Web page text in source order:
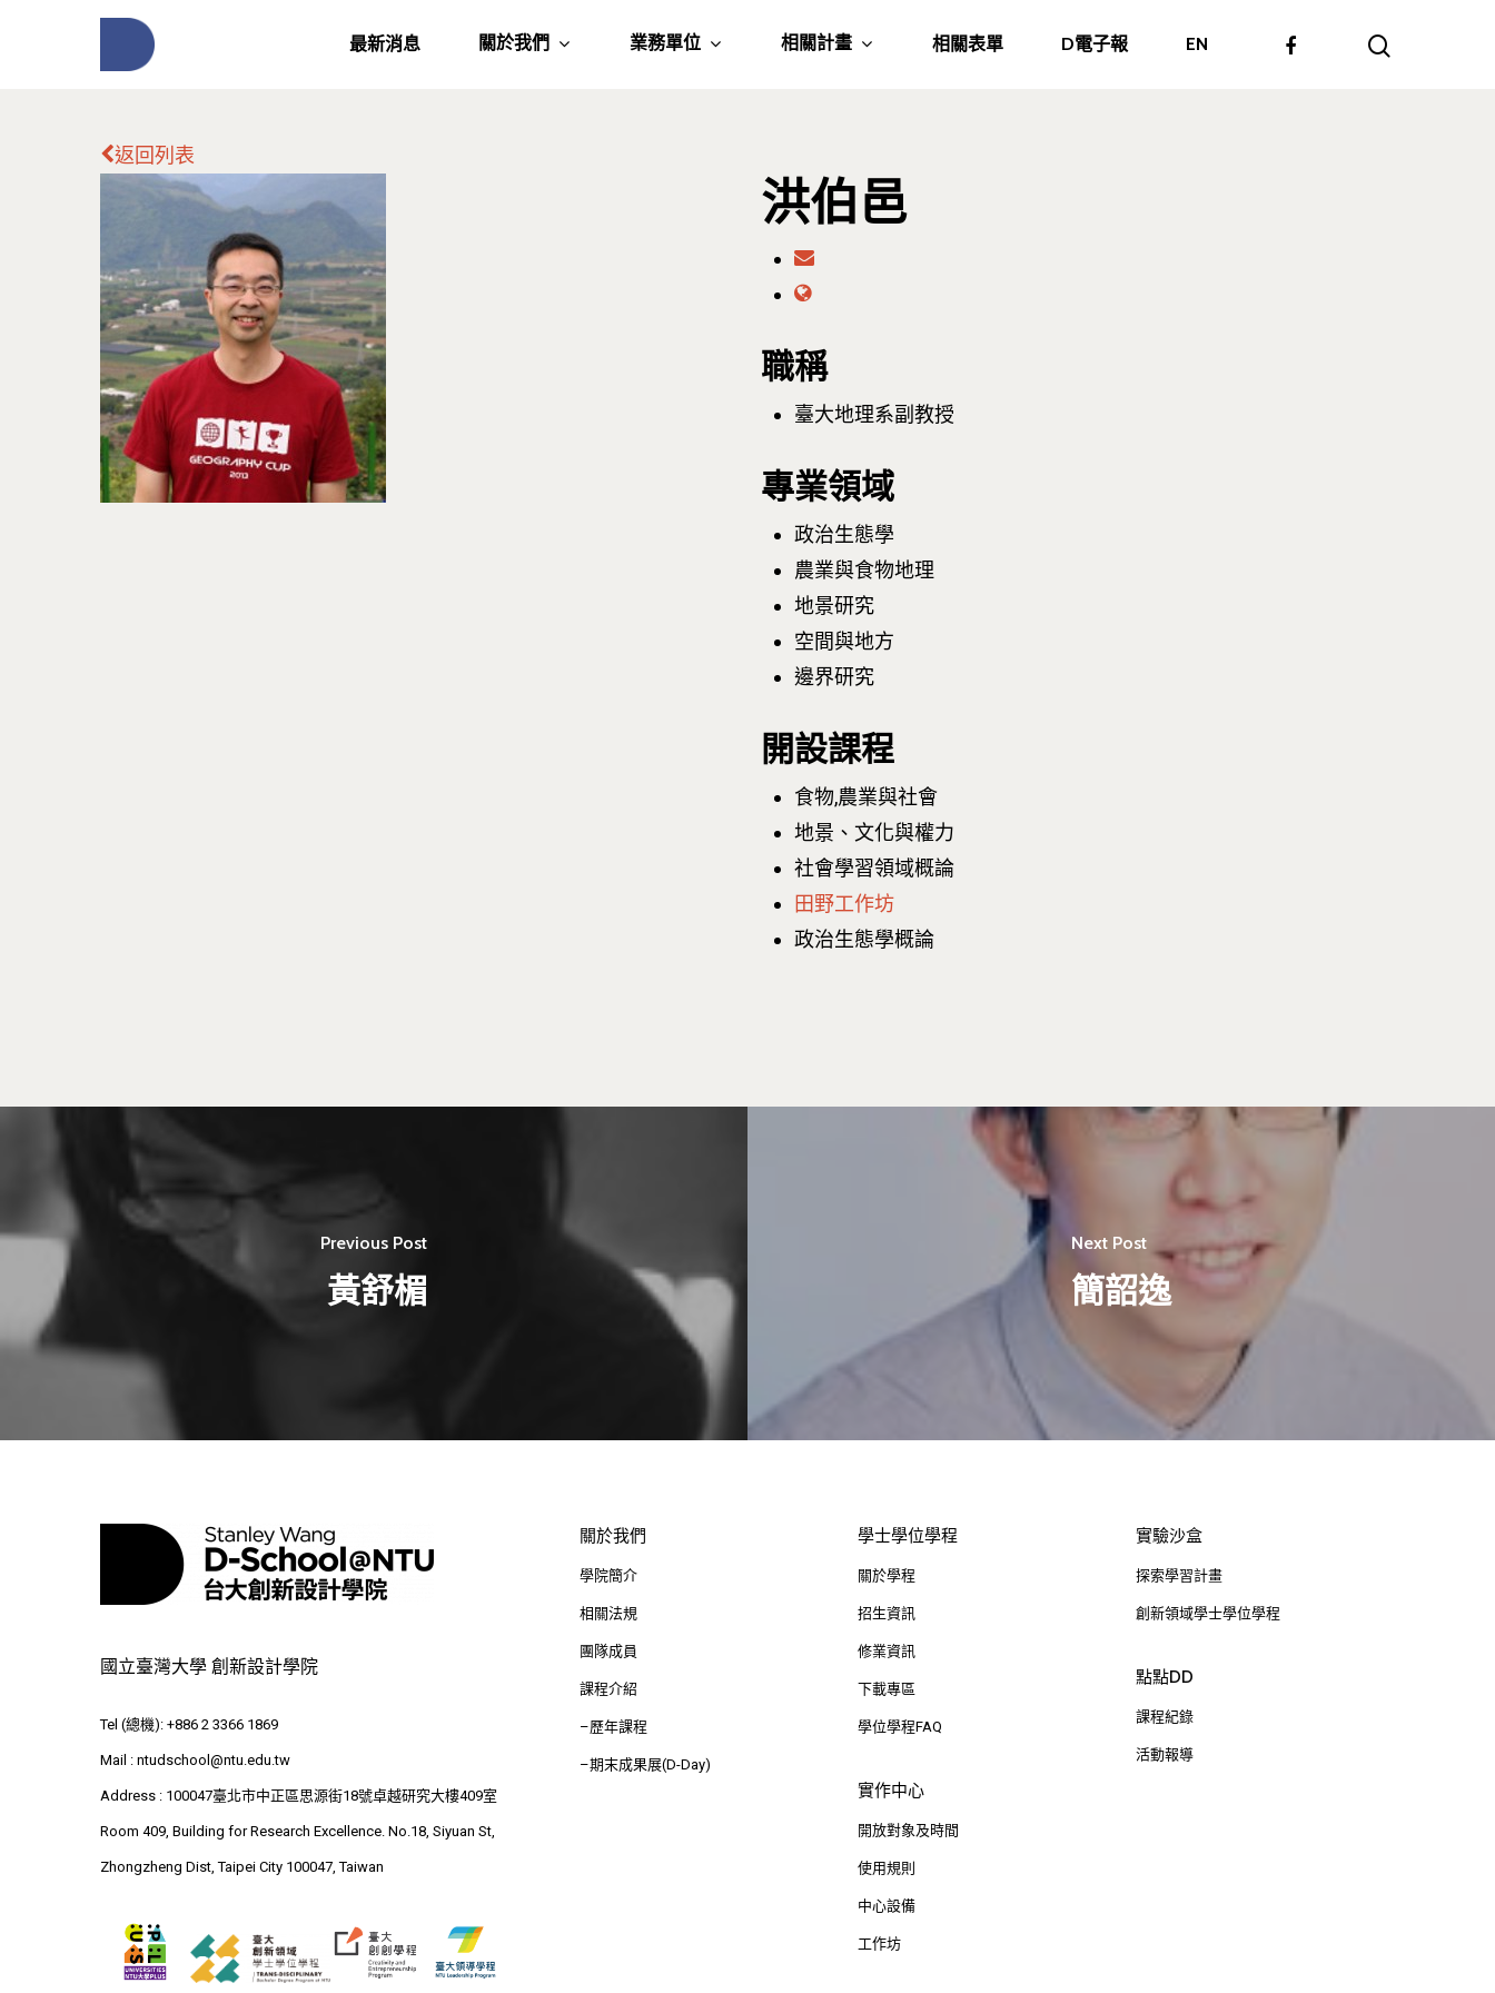
按下Enter開始搜尋，或Esc關閉跳窗
最新消息 關於我們 業務單位 相關計畫 相關表單 D電子報 EN
返回列表
洪伯邑
職稱
臺大地理系副教授
專業領域
政治生態學
農業與食物地理
地景研究
空間與地方
邊界研究
開設課程
食物,農業與社會
地景、文化與權力
社會學習領域概論
田野工作坊
政治生態學概論
Previous Post
黃舒楣
Next Post
簡韶逸
國立臺灣大學 創新設計學院
Tel (總機): +886 2 3366 1869
Mail : ntudschool@ntu.edu.tw
Address : 100047臺北市中正區思源街18號卓越研究大樓409室
Room 409, Building for Research Excellence. No.18, Siyuan St,
Zhongzheng Dist, Taipei City 100047, Taiwan
關於我們
學院簡介
相關法規
團隊成員
課程介紹
–歷年課程
–期末成果展(D-Day)
學士學位學程
關於學程
招生資訊
修業資訊
下載專區
學位學程FAQ
實作中心
開放對象及時間
使用規則
中心設備
工作坊
實驗沙盒
探索學習計畫
創新領域學士學位學程
點點DD
課程紀錄
活動報導
卓越研究大樓409室
Room 409, Building for Research
Excellence. No.18, Siyuan St,